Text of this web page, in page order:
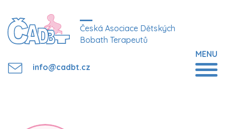
Česká Asociace Dětských
Bobath Terapeutů
info@cadbt.cz
MENU